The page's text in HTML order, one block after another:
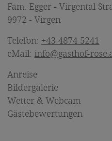
Fam. Egger - Virgental
9972 - Virgen
Telefon: +43 4874 5241
eMail: info@gasthof-
Anreise
Bildergalerie
Wetter & Webcam
Gästebewertungen